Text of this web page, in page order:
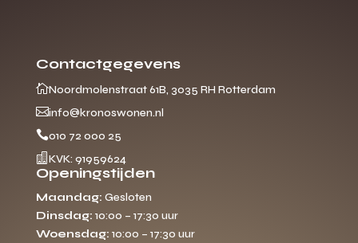
Contactgegevens
Noordmolenstraat 61B, 3035 RH Rotterdam
info@kronoswonen.nl
010 72 000 25
 KVK: 91959624
Openingstijden
Maandag: Gesloten
Dinsdag: 10:00 – 17:30 uur
Woensdag: 10:00 – 17:30 uur